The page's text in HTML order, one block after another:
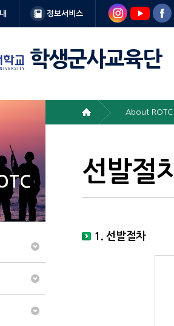
정보서비스
학생군사교육단
About ROTC
선발절
1. 선발절차